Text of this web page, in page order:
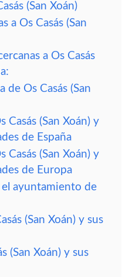
(San Xoán)
a Os Casás (San
a Os Casás
de Os Casás (San
Casás (San Xoán) y
de España
Casás (San Xoán) y
de Europa
el ayuntamiento de
(San Xoán) y sus
(San Xoán) y sus